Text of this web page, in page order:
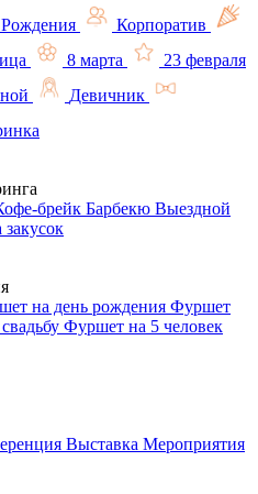
Корпоратив
8 марта
23 февраля
Девичник
брейк Барбекю Выездной
закусок
на день рождения Фуршет
Фуршет на 5 человек
Выставка Мероприятия